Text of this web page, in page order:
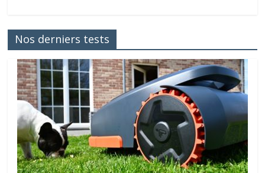
Nos derniers tests